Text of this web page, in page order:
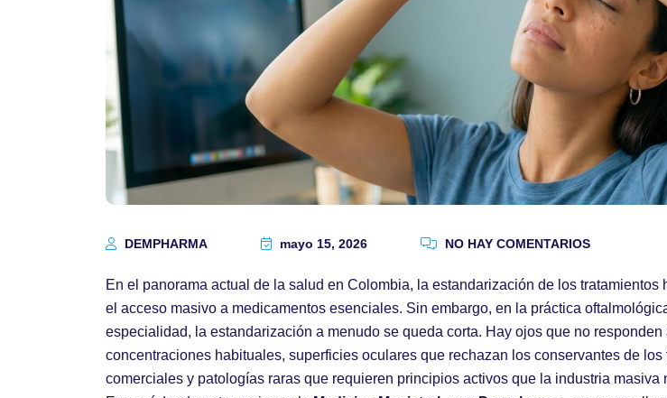
DEMPHARMA mayo 15, 2026 NO HAY COMENTARIOS
En el panorama actual de la salud en Colombia, la estandarización de los tratamientos
el acceso masivo a medicamentos esenciales. Sin embargo, en la práctica
especialidad, la estandarización a menudo se queda corta. Hay ojos que no responden
concentraciones habituales, superficies oculares que rechazan los conservantes de los
comerciales y patologías raras que requieren principios activos que la industria masiva